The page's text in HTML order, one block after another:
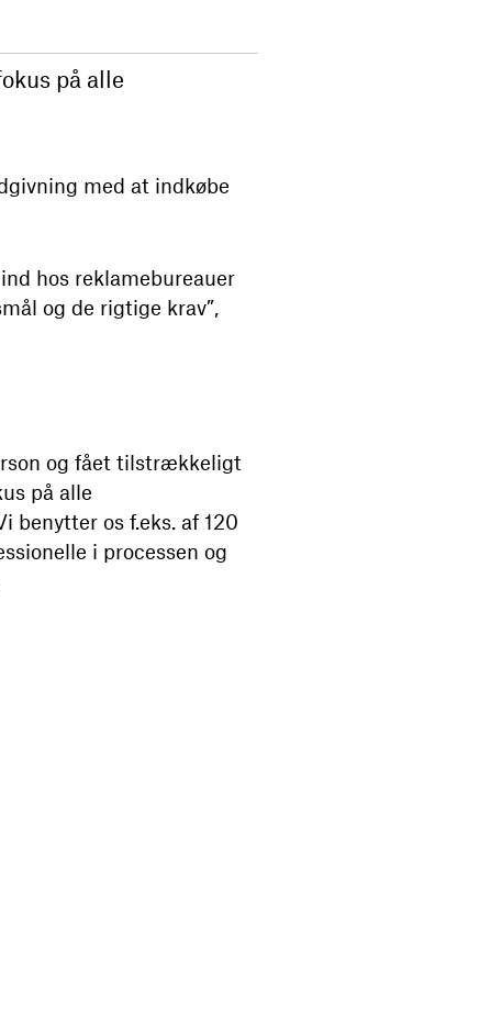
på alle
med at indkøbe
hos reklamebureauer
og de rigtige krav”,
og fået tilstrækkeligt
på alle
benytter os f.eks. af 120
i processen og